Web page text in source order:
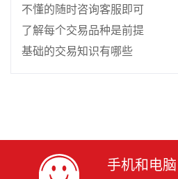
不懂的随时咨询客服即可
了解每个交易品种是前提
基础的交易知识有哪些
手机和电脑